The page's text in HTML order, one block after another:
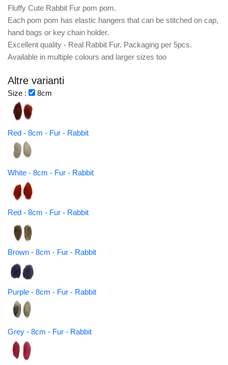
Fluffy Cute Rabbit Fur pom pom.
Each pom pom has elastic hangers that can be stitched on cap,
hand bags or key chain holder.
Excellent quality - Real Rabbit Fur. Packaging per 5pcs.
Available in multiple colours and larger sizes too
Altre varianti
Size : 8cm
Red - 8cm - Fur - Rabbit
White - 8cm - Fur - Rabbit
Red - 8cm - Fur - Rabbit
Brown - 8cm - Fur - Rabbit
Purple - 8cm - Fur - Rabbit
Grey - 8cm - Fur - Rabbit